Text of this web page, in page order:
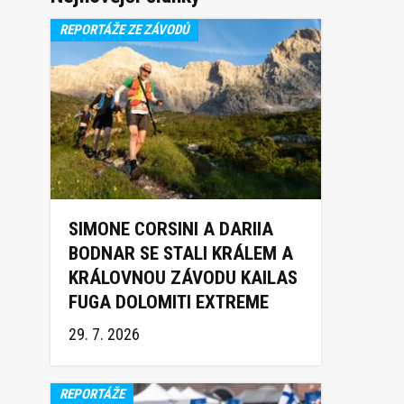
REPORTÁŽE ZE ZÁVODŮ
SIMONE CORSINI A DARIIA
BODNAR SE STALI KRÁLEM A
KRÁLOVNOU ZÁVODU KAILAS
FUGA DOLOMITI EXTREME
TRAIL 2026
29. 7. 2026
REPORTÁŽE